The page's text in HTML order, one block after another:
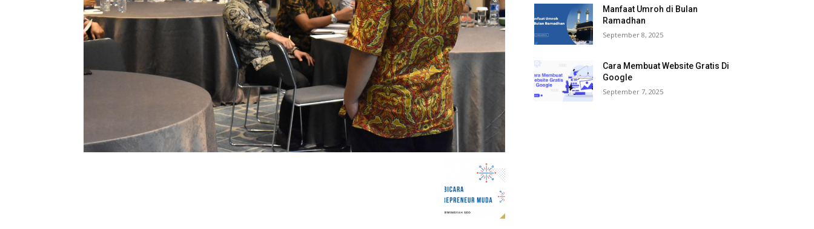
Manfaat Umroh di Bulan
Ramadhan
September 8, 2025
Cara Membuat Website Gratis Di
Google
September 7, 2025